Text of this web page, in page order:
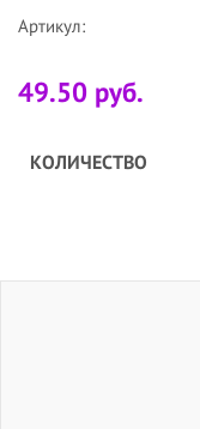
Артикул:
49.50 руб.
КОЛИЧЕСТВО